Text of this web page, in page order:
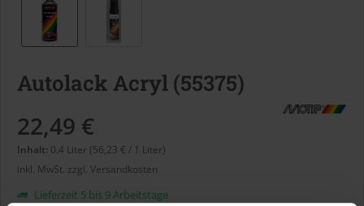
Autolack Acryl (55375)
22,49 €
Inhalt: 0.4 Liter (56,23 € / 1 Liter)
inkl. MwSt. zzgl. Versandkosten
Lieferzeit 5 bis 9 Arbeitstage